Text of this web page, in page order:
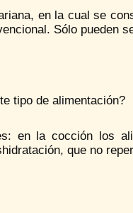
en la cual se
Sólo pueden
tipo de alimentación?
en la cocción los
que no